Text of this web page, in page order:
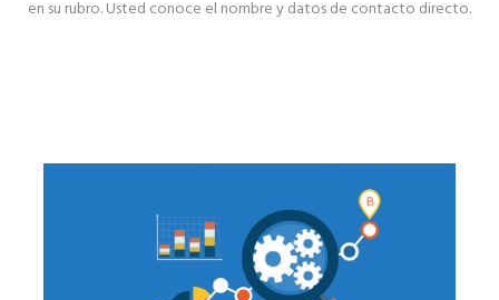
en su rubro. Usted conoce el nombre y datos de contacto directo.